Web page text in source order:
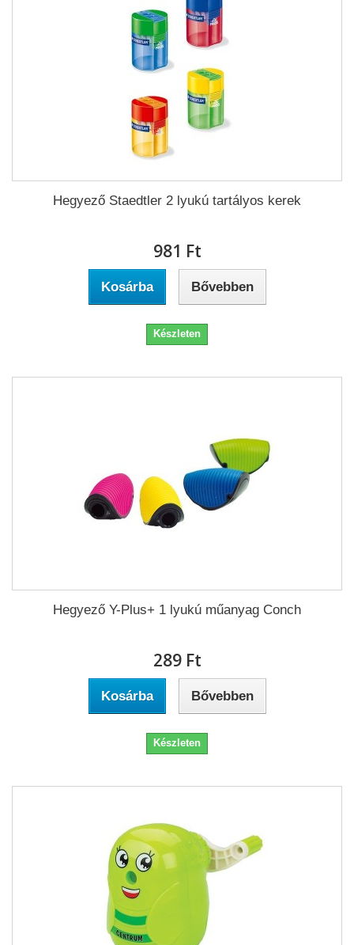
Hegyező Staedtler 2 lyukú tartályos kerek
981 Ft‎
Kosárba Bővebben
Készleten
Hegyező Y-Plus+ 1 lyukú műanyag Conch
289 Ft‎
Kosárba Bővebben
Készleten